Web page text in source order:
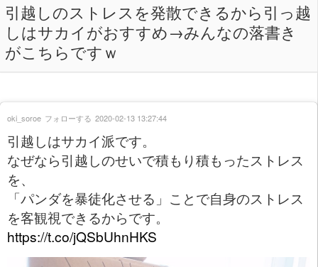
引越しのストレスを発散できるから引っ越
しはサカイがおすすめ→みんなの落書き
がこちらですｗ
引越しはサカイ派です。
なぜなら引越しのせいで積もり積もったストレス
を、
「パンダを暴徒化させる」ことで自身のストレス
を客観視できるからです。
https://t.co/jQSbUhnHKS
oki_soroe フォローする 2020-02-13 13:27:44